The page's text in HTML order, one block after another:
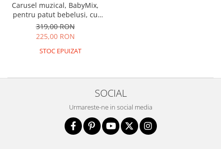
Masute de joaca copii
Bucatarii copii
Carucioare papusi
Jucarii cu telecomanda
Jucarii de constructii
Carusel muzical, BabyMix,
pentru patut bebelusi, cu
proiectii, cu melodii si sunete
ale naturii, cu 10 jucarii si
Mint
319,00 RON
225,00 RON
STOC EPUIZAT
SOCIAL
Urmareste-ne in social media